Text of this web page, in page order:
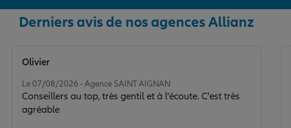
Derniers avis de nos agences Allianz
Le 07/08/2026 - Agence SAINT AIGNAN
Conseillers au top, très gentil et à l'écoute. C'est très
agréable
Olivier